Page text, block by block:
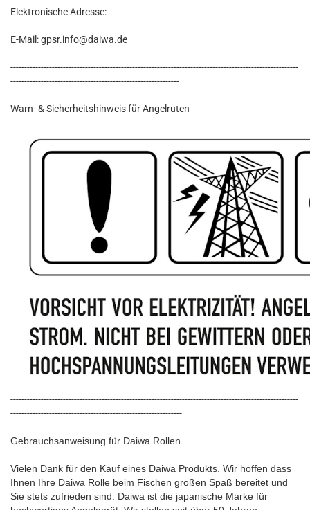
Elektronische Adresse:
E-Mail: gpsr.info@daiwa.de
--------------------------------------------------------------------------------------------------------
-------------------------------------------------------------
Warn- & Sicherheitshinweis für Angelruten
--------------------------------------------------------------------------------------------------------
--------------------------------------------------------------
Gebrauchsanweisung für Daiwa Rollen
Vielen Dank für den Kauf eines Daiwa Produkts. Wir hoffen dass
Ihnen Ihre Daiwa Rolle beim Fischen großen Spaß bereitet und
Sie stets zufrieden sind. Daiwa ist die japanische Marke für